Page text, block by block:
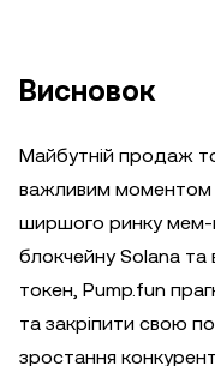
Висновок
Майбутній продаж
важливим моментом
ширшого ринку мем-
блокчейну Solana
токен, Pump.fun
та закріпити свою
зростання